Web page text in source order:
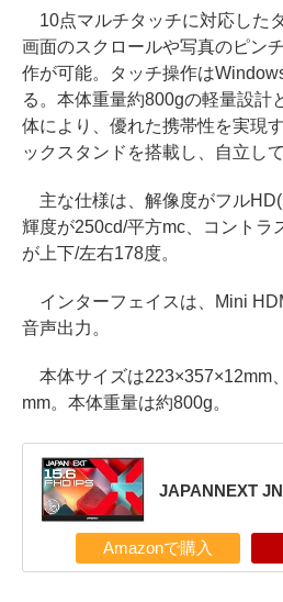
10点マルチタッチに対応した
画面のスクロールや写真のピン
作が可能。タッチ操作は
る。本体重量約800gの軽量設計
体により、優れた携帯性を実現
ックスタンドを搭載し、自立し
主な仕様は、解像度がフル
輝度が250cd/平方mc、コントラ
が上下/左右178度。
インターフェイスは、Mini
音声出力。
本体サイズは223×357×12mm
mm。本体重量は約800g。
JAPANNEXT
Amazonで購入